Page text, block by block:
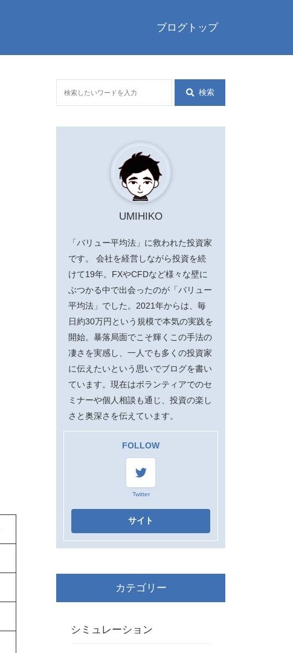
ブログトップ
検索
UMIHIKO
「バリュー平均法」に救われた投資家
です。 会社を経営しながら投資を続
けて19年。FXやCFDなど様々な壁に
ぶつかる中で出会ったのが「バリュー
平均法」でした。2021年からは、毎
日約30万円という規模で本気の実践を
開始。暴落局面でこそ輝くこの手法の
凄さを実感し、一人でも多くの投資家
に伝えたいという思いでブログを書い
ています。現在はボランティアでのセ
ミナーや個人相談も通じ、投資の楽し
さと奥深さを伝えています。
FOLLOW
Twitter
カテゴリー
シミュレーション